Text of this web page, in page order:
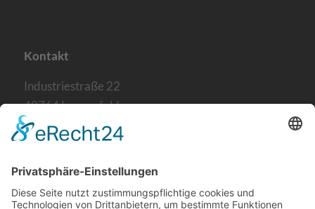
Kontakt
Industriestraße 22
40764 Langenfeld
Telefon:
02173 / 20483-0
E-Mail senden